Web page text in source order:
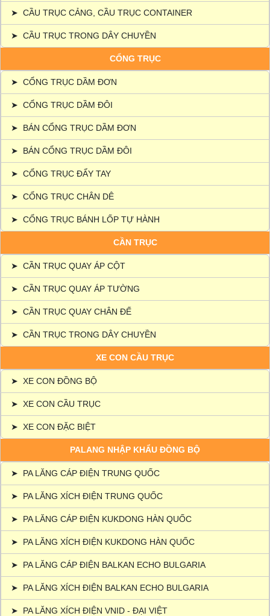
➤ CẦU TRỤC CẢNG, CẦU TRỤC CONTAINER
➤ CẦU TRỤC TRONG DÂY CHUYỀN
CỔNG TRỤC
➤ CỔNG TRỤC DẦM ĐƠN
➤ CỔNG TRỤC DẦM ĐÔI
➤ BÁN CỔNG TRỤC DẦM ĐƠN
➤ BÁN CỔNG TRỤC DẦM ĐÔI
➤ CỔNG TRỤC ĐẨY TAY
➤ CỔNG TRỤC CHÂN DÊ
➤ CỔNG TRỤC BÁNH LỐP TỰ HÀNH
CẦN TRỤC
➤ CẦN TRỤC QUAY ÁP CỘT
➤ CẦN TRỤC QUAY ÁP TƯỜNG
➤ CẦN TRỤC QUAY CHÂN ĐẾ
➤ CẦN TRỤC TRONG DÂY CHUYỀN
XE CON CẦU TRỤC
➤ XE CON ĐỒNG BỘ
➤ XE CON CẦU TRỤC
➤ XE CON ĐẶC BIỆT
PALANG NHẬP KHẨU ĐỒNG BỘ
➤ PA LĂNG CÁP ĐIỆN TRUNG QUỐC
➤ PA LĂNG XÍCH ĐIỆN TRUNG QUỐC
➤ PA LĂNG CÁP ĐIỆN KUKDONG HÀN QUỐC
➤ PA LĂNG XÍCH ĐIỆN KUKDONG HÀN QUỐC
➤ PA LĂNG CÁP ĐIỆN BALKAN ECHO BULGARIA
➤ PA LĂNG XÍCH ĐIỆN BALKAN ECHO BULGARIA
➤ PA LĂNG XÍCH ĐIỆN VNID - ĐẠI VIỆT